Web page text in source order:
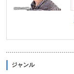
ジャンル